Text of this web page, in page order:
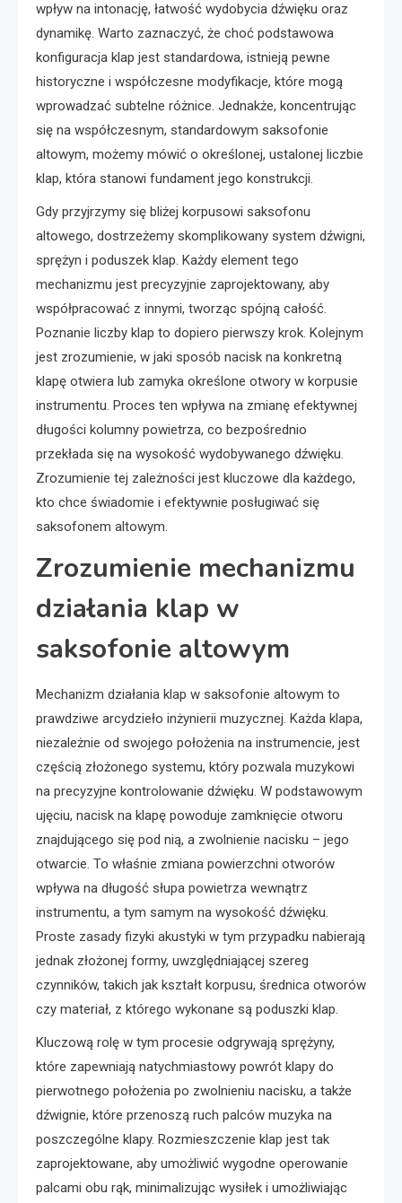
wpływ na intonację, łatwość wydobycia dźwięku oraz
dynamikę. Warto zaznaczyć, że choć podstawowa
konfiguracja klap jest standardowa, istnieją pewne
historyczne i współczesne modyfikacje, które mogą
wprowadzać subtelne różnice. Jednakże, koncentrując
się na współczesnym, standardowym saksofonie
altowym, możemy mówić o określonej, ustalonej liczbie
klap, która stanowi fundament jego konstrukcji.
Gdy przyjrzymy się bliżej korpusowi saksofonu
altowego, dostrzeżemy skomplikowany system dźwigni,
sprężyn i poduszek klap. Każdy element tego
mechanizmu jest precyzyjnie zaprojektowany, aby
współpracować z innymi, tworząc spójną całość.
Poznanie liczby klap to dopiero pierwszy krok. Kolejnym
jest zrozumienie, w jaki sposób nacisk na konkretną
klapę otwiera lub zamyka określone otwory w korpusie
instrumentu. Proces ten wpływa na zmianę efektywnej
długości kolumny powietrza, co bezpośrednio
przekłada się na wysokość wydobywanego dźwięku.
Zrozumienie tej zależności jest kluczowe dla każdego,
kto chce świadomie i efektywnie posługiwać się
saksofonem altowym.
Zrozumienie mechanizmu
działania klap w
saksofonie altowym
Mechanizm działania klap w saksofonie altowym to
prawdziwe arcydzieło inżynierii muzycznej. Każda klapa,
niezależnie od swojego położenia na instrumencie, jest
częścią złożonego systemu, który pozwala muzykowi
na precyzyjne kontrolowanie dźwięku. W podstawowym
ujęciu, nacisk na klapę powoduje zamknięcie otworu
znajdującego się pod nią, a zwolnienie nacisku – jego
otwarcie. To właśnie zmiana powierzchni otworów
wpływa na długość słupa powietrza wewnątrz
instrumentu, a tym samym na wysokość dźwięku.
Proste zasady fizyki akustyki w tym przypadku nabierają
jednak złożonej formy, uwzględniającej szereg
czynników, takich jak kształt korpusu, średnica otworów
czy materiał, z którego wykonane są poduszki klap.
Kluczową rolę w tym procesie odgrywają sprężyny,
które zapewniają natychmiastowy powrót klapy do
pierwotnego położenia po zwolnieniu nacisku, a także
dźwignie, które przenoszą ruch palców muzyka na
poszczególne klapy. Rozmieszczenie klap jest tak
zaprojektowane, aby umożliwić wygodne operowanie
palcami obu rąk, minimalizując wysiłek i umożliwiając